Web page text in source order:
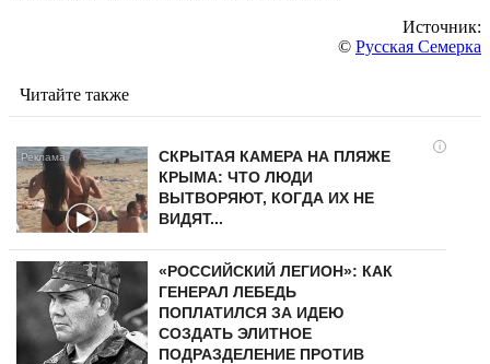
Источник:
© Русская Семерка
Читайте также
i
СКРЫТАЯ КАМЕРА НА ПЛЯЖЕ
КРЫМА: ЧТО ЛЮДИ
ВЫТВОРЯЮТ, КОГДА ИХ НЕ
ВИДЯТ...
«РОССИЙСКИЙ ЛЕГИОН»: КАК
ГЕНЕРАЛ ЛЕБЕДЬ
ПОПЛАТИЛСЯ ЗА ИДЕЮ
СОЗДАТЬ ЭЛИТНОЕ
ПОДРАЗДЕЛЕНИЕ ПРОТИВ